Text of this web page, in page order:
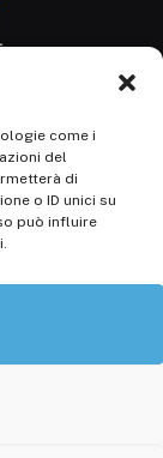
come i
del
di
o ID unici su
può influire
3/2013 del
del